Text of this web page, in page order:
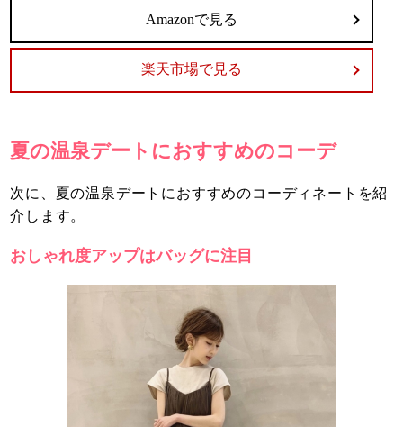
Amazonで見る
楽天市場で見る
夏の温泉デートにおすすめのコーデ
次に、夏の温泉デートにおすすめのコーディネートを紹
介します。
おしゃれ度アップはバッグに注目